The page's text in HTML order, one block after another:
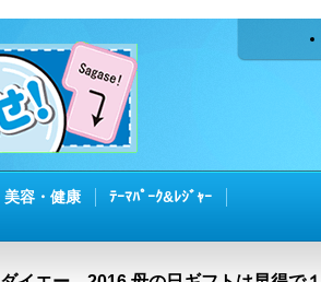
美容・健康 ﾃｰﾏﾊﾟｰｸ&ﾚｼﾞｬｰ